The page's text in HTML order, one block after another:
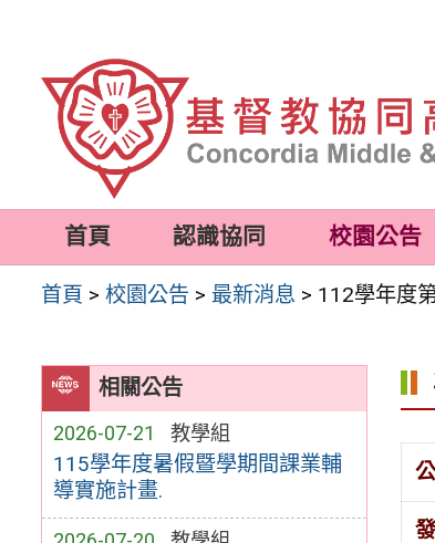
容
首頁 認識協同 校園公告
首頁 >校園公告 > 最新消息 > 112學年度
相關公告
2026-07-21 教學組
115學年度暑假暨學期間課業輔
導實施計畫.